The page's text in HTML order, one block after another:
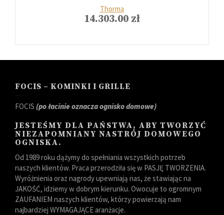
Thorma
14.303.00 zł
FOCIS – KOMINKI I GRILLE
FOCIS (po łacinie oznacza ognisko domowe)
JESTEŚMY DLA PAŃSTWA, ABY TWORZYĆ
NIEZAPOMNIANY NASTRÓJ DOMOWEGO
OGNISKA.
Od 1989 roku dążymy do spełniania wszystkich potrzeb
naszych klientów. Praca przerodziła się w PASJĘ TWORZENIA.
Wyróżnienia oraz nagrody upewniają nas, że stawiając na
JAKOŚĆ, idziemy w dobrym kierunku. Owocuje to ogromnym
ZAUFANIEM naszych klientów, którzy powierzają nam
najbardziej WYMAGAJĄCE aranżacje.